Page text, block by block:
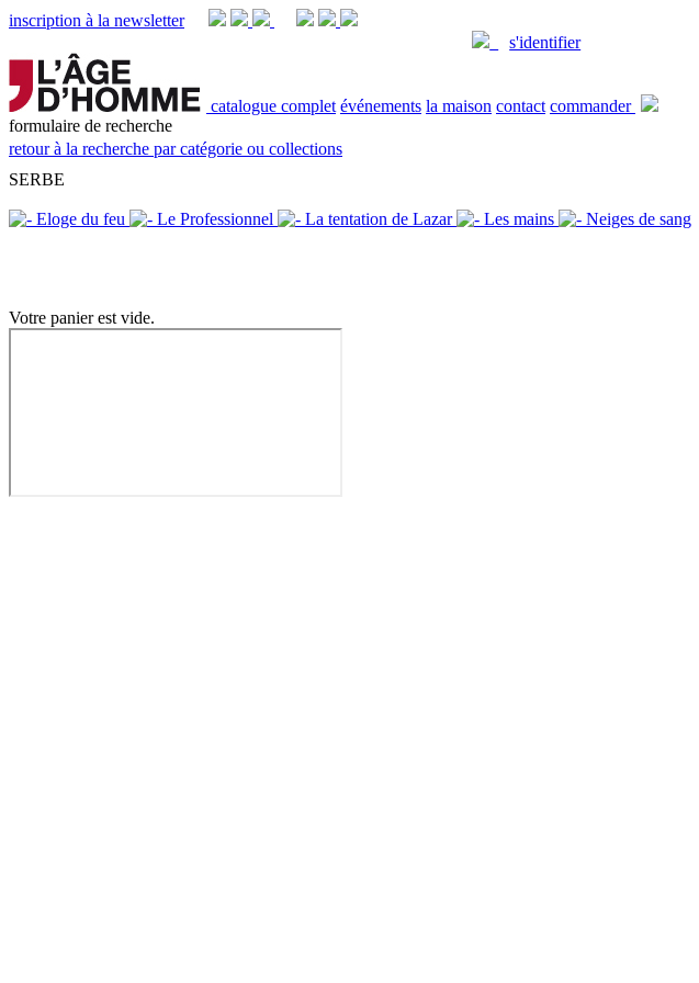
inscription à la newsletter
s'identifier
catalogue complet événements la maison contact commander
formulaire de recherche
retour à la recherche par catégorie ou collections
SERBE
Votre panier est vide.